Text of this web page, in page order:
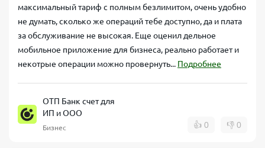
максимальный тариф с полным безлимитом, очень удобно
не думать, сколько же операций тебе доступно, да и плата
за обслуживание не высокая. Еще оценил дельное
мобильное приложение для бизнеса, реально работает и
некотрые операции можно провернуть... Подробнее
ОТП Банк счет для
ИП и ООО
Бизнес 👍 0 👎 0